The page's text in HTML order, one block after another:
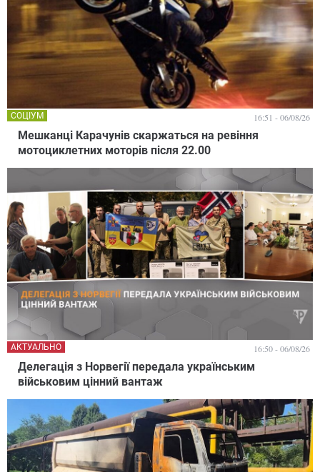
Мешканці Карачунів скаржаться на ревіння
мотоциклетних моторів після 22.00
СОЦІУМ 16:51 - 06/08/26
Делегація з Норвегії передала українським
військовим цінний вантаж
АКТУАЛЬНО 16:50 - 06/08/26